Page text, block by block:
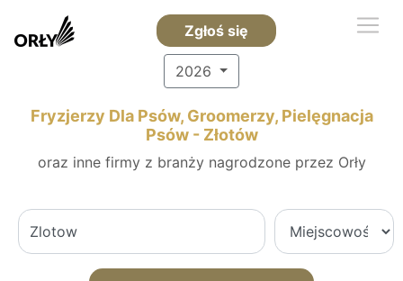
Zgłoś się
2026
Fryzjerzy Dla Psów, Groomerzy, Pielęgnacja
Psów - Złotów
oraz inne firmy z branży nagrodzone przez Orły